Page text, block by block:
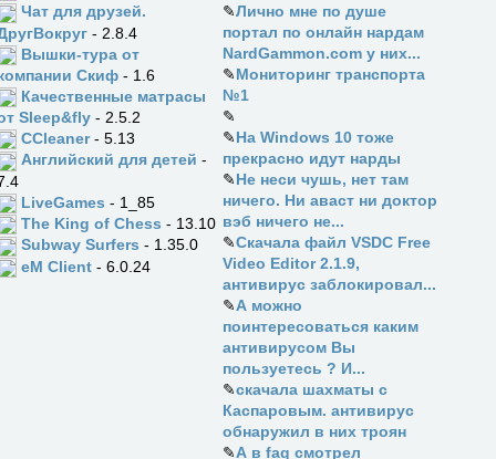
Чат для друзей.
- 2.8.4
Вышки-тура от
Скиф - 1.6
Качественные матрасы
Sleep&fly - 2.5.2
CCleaner- 5.13
Английский для детей -
LiveGames - 1_85
The King of Chess - 13.10
Subway Surfers - 1.35.0
eM Client - 6.0.24
✎Лично мне по душе
портал по онлайн нардам
NardGammon.com у них...
✎Мониторинг транспорта
№1
✎
✎На Windows 10 тоже
прекрасно идут нарды
✎Не неси чушь, нет там
ничего. Ни аваст ни доктор
вэб ничего не...
✎Скачала файл VSDC Free
Video Editor 2.1.9,
антивирус заблокировал...
✎А можно
поинтересоваться каким
антивирусом Вы
пользуетесь ? И...
✎скачала шахматы с
Каспаровым. антивирус
обнаружил в них троян
✎А в faq смотрел